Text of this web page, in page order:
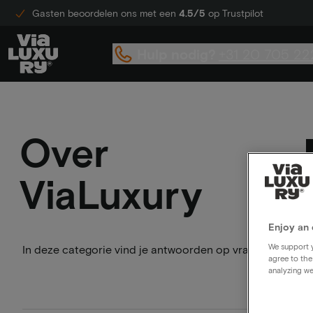
Gasten beoordelen ons met een 4.5/5 op Trustpilot
Over
ViaLuxury
In deze categorie vind je antwoorden op vragen
Enjoy an
We support
agree to
analyzing